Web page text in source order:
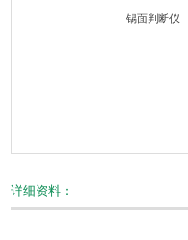
详细资料：